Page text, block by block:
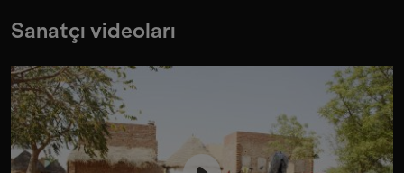
Sanatçı videoları